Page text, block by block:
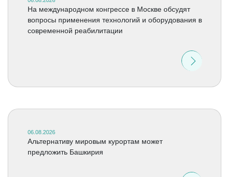
На международном конгрессе в Москве обсудят
вопросы применения технологий и оборудования в
современной реабилитации
06.08.2026
Альтернативу мировым курортам может
предложить Башкирия